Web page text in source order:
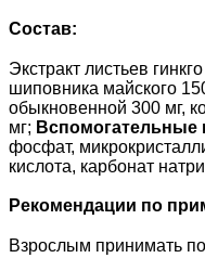
Состав:
Экстракт листьев
шиповника майского
обыкновенной 300 мг,
мг; Вспомогательные
фосфат,
кислота, карбонат
Рекомендации по
Взрослым принимать